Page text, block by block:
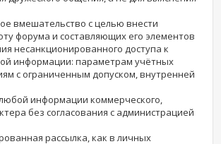
вмешательство с целью внести
форума и составляющих его элементов
несанкционированного доступа к
информации: параметрам учётных
с ограниченным допуском, внутренней
информации коммерческого,
без согласования с администрацией
рассылка, как в личных